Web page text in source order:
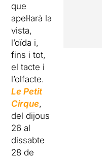
que
apel·larà la
vista,
l’oïda i,
fins i tot,
el tacte i
l’olfacte.
Le Petit
Cirque,
del dijous
26 al
dissabte
28 de